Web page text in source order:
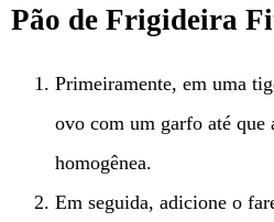
Pão de Frigideira
Primeiramente, em uma
ovo com um garfo até
homogênea.
Em seguida, adicione o